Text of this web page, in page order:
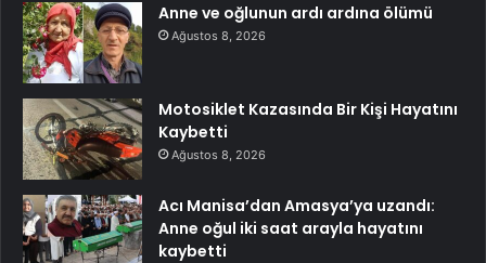
Anne ve oğlunun ardı ardına ölümü
Ağustos 8, 2026
Motosiklet Kazasında Bir Kişi Hayatını
Kaybetti
Ağustos 8, 2026
Acı Manisa’dan Amasya’ya uzandı:
Anne oğul iki saat arayla hayatını
kaybetti